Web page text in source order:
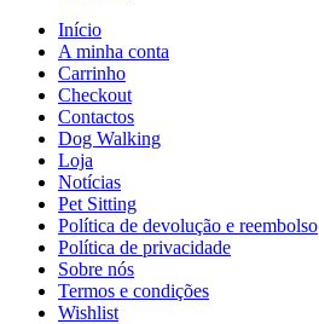
Início
A minha conta
Carrinho
Checkout
Contactos
Dog Walking
Loja
Notícias
Pet Sitting
Política de devolução e reembolso
Política de privacidade
Sobre nós
Termos e condições
Wishlist